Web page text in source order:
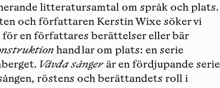
litteratursamtal om språk och plats.
och författaren Kerstin Wixe söker vi
en författares berättelser eller bär
handlar om plats: en serie
Vävda sångerär en fördjupande serie
röstens och berättandets roll i